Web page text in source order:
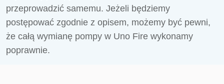
przeprowadzić samemu. Jeżeli będziemy
postępować zgodnie z opisem, możemy być pewni,
że całą wymianę pompy w Uno Fire wykonamy
poprawnie.